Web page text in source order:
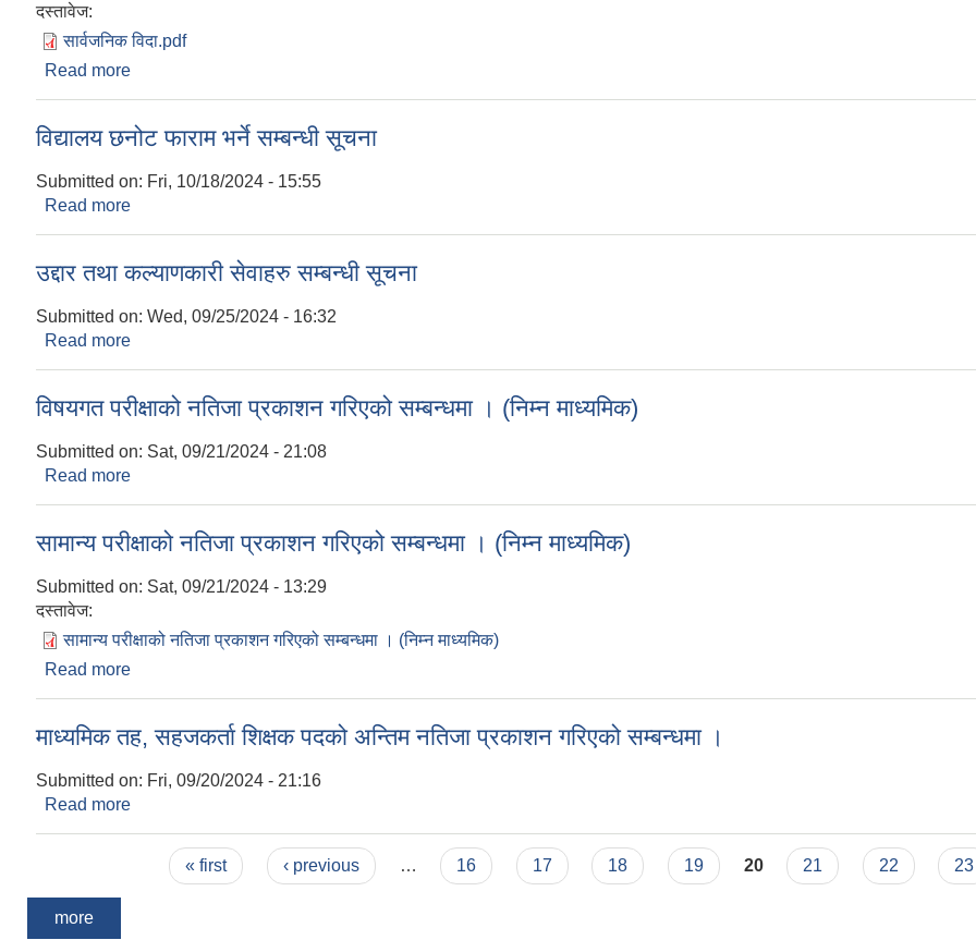
दस्तावेज:
सार्वजनिक विदा.pdf
Read more
विद्यालय छनोट फाराम भर्ने सम्बन्धी सूचना
Submitted on: Fri, 10/18/2024 - 15:55
Read more
उद्दार तथा कल्याणकारी सेवाहरु सम्बन्धी सूचना
Submitted on: Wed, 09/25/2024 - 16:32
Read more
विषयगत परीक्षाको नतिजा प्रकाशन गरिएको सम्बन्धमा । (निम्न माध्यमिक)
Submitted on: Sat, 09/21/2024 - 21:08
Read more
सामान्य परीक्षाको नतिजा प्रकाशन गरिएको सम्बन्धमा । (निम्न माध्यमिक)
Submitted on: Sat, 09/21/2024 - 13:29
दस्तावेज:
सामान्य परीक्षाको नतिजा प्रकाशन गरिएको सम्बन्धमा । (निम्न माध्यमिक)
Read more
माध्यमिक तह, सहजकर्ता शिक्षक पदको अन्तिम नतिजा प्रकाशन गरिएको सम्बन्धमा ।
Submitted on: Fri, 09/20/2024 - 21:16
Read more
« first ‹ previous … 16 17 18 19 20 21 22 23
more